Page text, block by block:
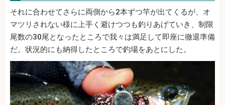
それに合わせてさらに両側から2本ずつ竿が出てくるが、オ
マツリされない様に上手く避けつつも釣りあげていき、制限
尾数の30尾となったところで我々は満足して即座に徹退準備
だ。状況的にも納得したところで釣場をあとにした。